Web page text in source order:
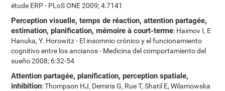
étude ERP - PLoS ONE 2009; 4:7141
Perception visuelle, temps de réaction, attention partagée,
estimation, planification, mémoire à court-terme: Haimov I, E
Hanuka, Y. Horowitz - El insomnio crónico y el funcionamiento
cognitivo entre los ancianos - Medicina del comportamiento del
sueño 2008; 6:32-54
Attention partagée, planification, perception spatiale,
inhibition: Thompson HJ, Demiris G, Rue T, Shatil E, Wilamowska